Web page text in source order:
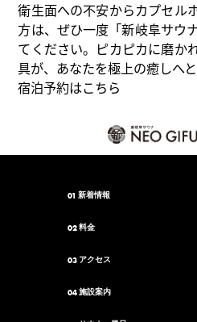
衛生面への不安からカプセル
方は、ぜひ一度「新岐阜サウ
てください。ピカピカに磨か
具が、あなたを極上の癒しへ
宿泊予約はこちら
01 新着情報
02 料金
03 アクセス
04 施設案内